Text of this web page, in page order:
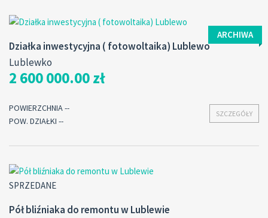
ARCHIWA
Działka inwestycyjna ( fotowoltaika) Lublewo
Lublewko
2 600 000.00 zł
SZCZEGÓŁY
POWIERZCHNIA --
POW. DZIAŁKI --
SPRZEDANE
Pół bliźniaka do remontu w Lublewie